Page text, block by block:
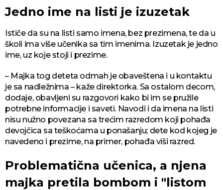
Jedno ime na listi je izuzetak
Ističe da su na listi samo imena, bez prezimena, te da u
školi ima više učenika sa tim imenima. Izuzetak je jedno
ime, uz koje stoji i prezime.
– Majka tog deteta odmah je obaveštena i u kontaktu
je sa nadležnima – kaže direktorka. Sa ostalom decom,
dodaje, obavljeni su razgovori kako bi im se pružile
potrebne informacije i saveti. Navodi i da imena na listi
nisu nužno povezana sa trećim razredom koji pohađa
devojčica sa teškoćama u ponašanju; dete kod kojeg je
navedeno i prezime, na primer, pohađa viši razred.
Problematična učenica, a njena
majka pretila bombom i "listom